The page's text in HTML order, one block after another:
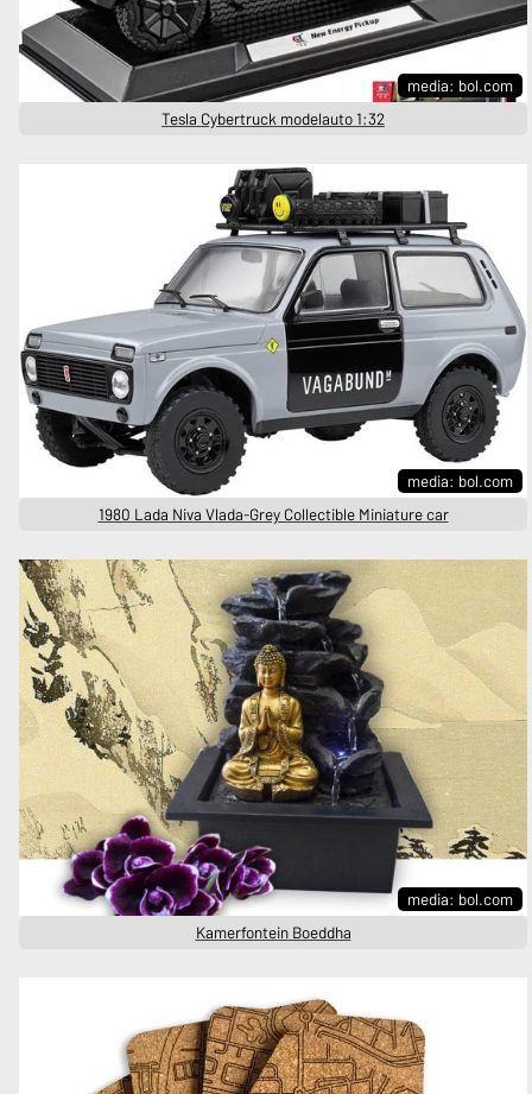
media: bol.com
Tesla Cybertruck modelauto 1:32
media: bol.com
1980 Lada Niva Vlada-Grey Collectible Miniature car
media: bol.com
Kamerfontein Boeddha